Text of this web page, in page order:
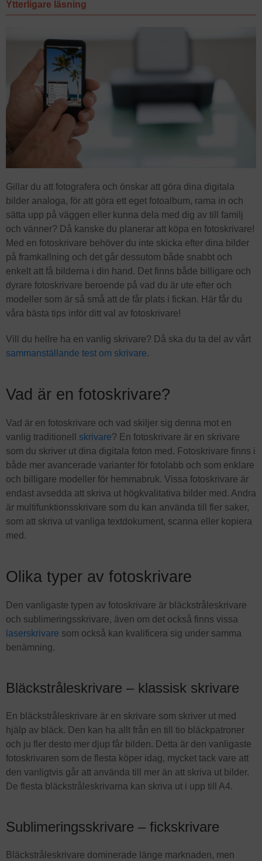
Ytterligare läsning
Gillar du att fotografera och önskar att göra dina digitala
bilder analoga, för att göra ett eget fotoalbum, rama in och
sätta upp på väggen eller kunna dela med dig av till familj
och vänner? Då kanske du planerar att köpa en fotoskrivare!
Med en fotoskrivare behöver du inte skicka efter dina bilder
på framkallning och det går dessutom både snabbt och
enkelt att få bilderna i din hand. Det finns både billigare och
dyrare fotoskrivare beroende på vad du är ute efter och
modeller som är så små att de får plats i fickan. Här får du
våra bästa tips inför ditt val av fotoskrivare!
Vill du hellre ha en vanlig skrivare? Då ska du ta del av vårt
sammanställande test om skrivare.
Vad är en fotoskrivare?
Vad är en fotoskrivare och vad skiljer sig denna mot en
vanlig traditionell skrivare? En fotoskrivare är en skrivare
som du skriver ut dina digitala foton med. Fotoskrivare finns i
både mer avancerade varianter för fotolabb och som enklare
och billigare modeller för hemmabruk. Vissa fotoskrivare är
endast avsedda att skriva ut högkvalitativa bilder med. Andra
är multifunktionsskrivare som du kan använda till fler saker,
som att skriva ut vanliga textdokument, scanna eller kopiera
med.
Olika typer av fotoskrivare
Den vanligaste typen av fotoskrivare är bläckstråleskrivare
och sublimeringsskrivare, även om det också finns vissa
laserskrivare som också kan kvalificera sig under samma
benämning.
Bläckstråleskrivare – klassisk skrivare
En bläckstråleskrivare är en skrivare som skriver ut med
hjälp av bläck. Den kan ha allt från en till tio bläckpatroner
och ju fler desto mer djup får bilden. Detta är den vanligaste
fotoskrivaren som de flesta köper idag, mycket tack vare att
den vanligtvis går att använda till mer än att skriva ut bilder.
De flesta bläckstråleskrivarna kan skriva ut i upp till A4.
Sublimeringsskrivare – fickskrivare
Bläckstråleskrivare dominerade länge marknaden, men